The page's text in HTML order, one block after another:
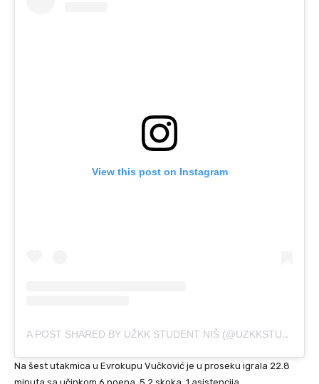
View this post on Instagram
A POST SHARED BY UŽKK STUDENT NIŠ (@UZKKSTUDENT)
Na šest utakmica u Evrokupu Vučković je u proseku igrala 22.8